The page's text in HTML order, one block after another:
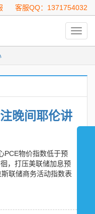
客服QQ：1371754032
晚间耶伦讲
物价指数低于预
，打压美联储加息预
联储商务活动指数表